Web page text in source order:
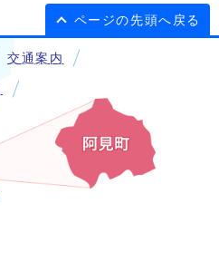
ページの先頭へ戻る
交通案内